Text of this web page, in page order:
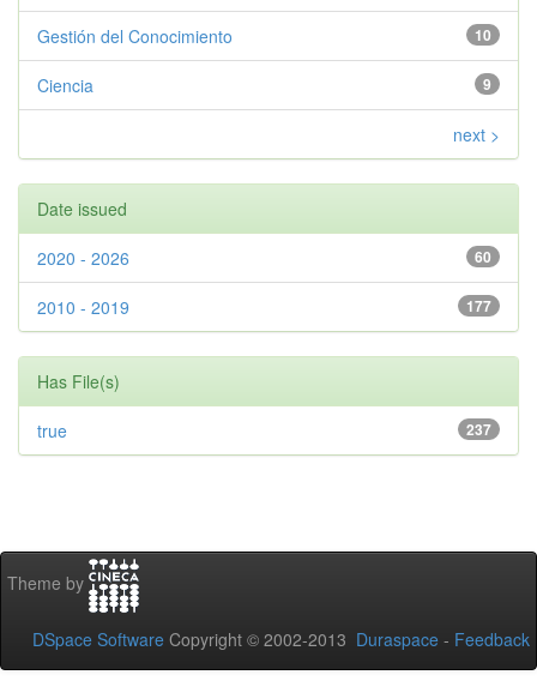
10
Gestión del Conocimiento
9
Ciencia
next >
Date issued
60
2020 - 2026
177
2010 - 2019
Has File(s)
237
true
Theme by
DSpace Software Copyright © 2002-2013 Duraspace - Feedback